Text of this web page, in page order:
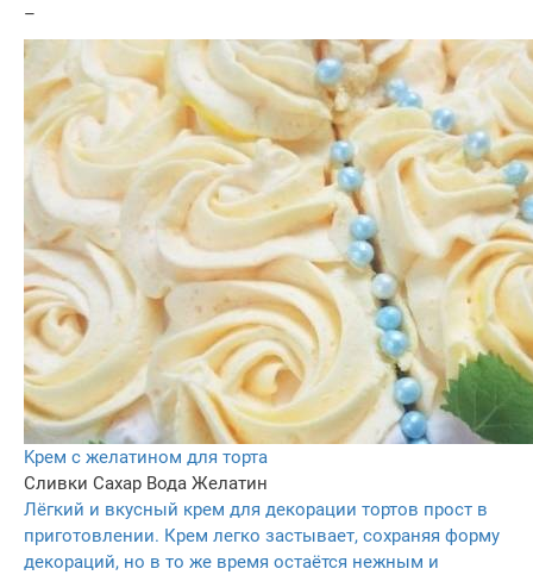
–
Kрем с желатином для торта
Сливки Сахар Вода Желатин
Лёгкий и вкусный крем для декорации тортов прост в
приготовлении. Крем легко застывает, сохраняя форму
декораций, но в то же время остаётся нежным и